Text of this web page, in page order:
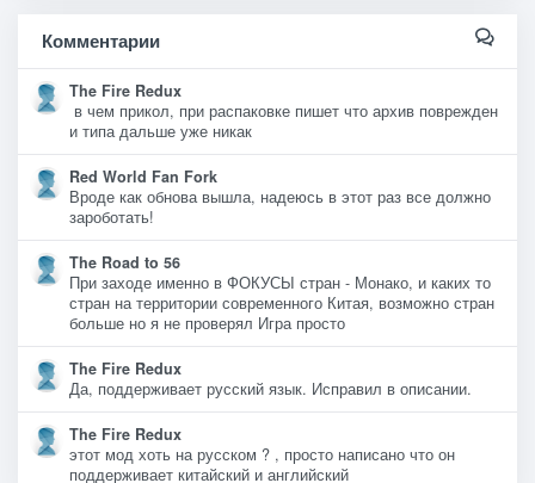
Комментарии
The Fire Redux
в чем прикол, при распаковке пишет что архив поврежден
и типа дальше уже никак
Red World Fan Fork
Вроде как обнова вышла, надеюсь в этот раз все должно
зароботать!
The Road to 56
При заходе именно в ФОКУСЫ стран - Монако, и каких то
стран на территории современного Китая, возможно стран
больше но я не проверял Игра просто
The Fire Redux
Да, поддерживает русский язык. Исправил в описании.
The Fire Redux
этот мод хоть на русском ? , просто написано что он
поддерживает китайский и английский